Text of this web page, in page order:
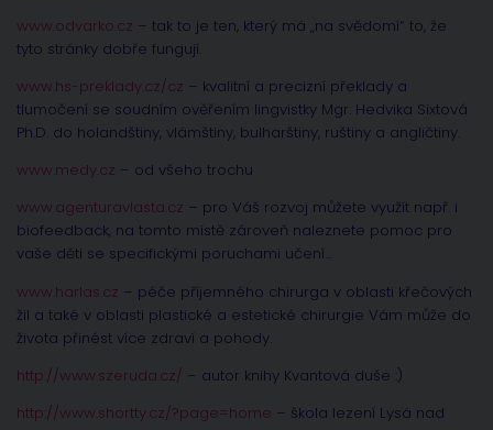
www.odvarko.cz – tak to je ten, který má „na svědomí“ to, že
tyto stránky dobře fungují.
www.hs-preklady.cz/cz – kvalitní a precizní překlady a
tlumočení se soudním ověřením lingvistky Mgr. Hedvika Sixtová
Ph.D. do holandštiny, vlámštiny, bulharštiny, ruštiny a angličtiny.
www.medy.cz – od všeho trochu
www.agenturavlasta.cz – pro Váš rozvoj můžete využít např. i
biofeedback, na tomto místě zároveň naleznete pomoc pro
vaše děti se specifickými poruchami učení…
www.harlas.cz – péče příjemného chirurga v oblasti křečových
žil a také v oblasti plastické a estetické chirurgie Vám může do
života přinést více zdraví a pohody.
http://www.szeruda.cz/ – autor knihy Kvantová duše :)
http://www.shortty.cz/?page=home – škola lezení Lysá nad